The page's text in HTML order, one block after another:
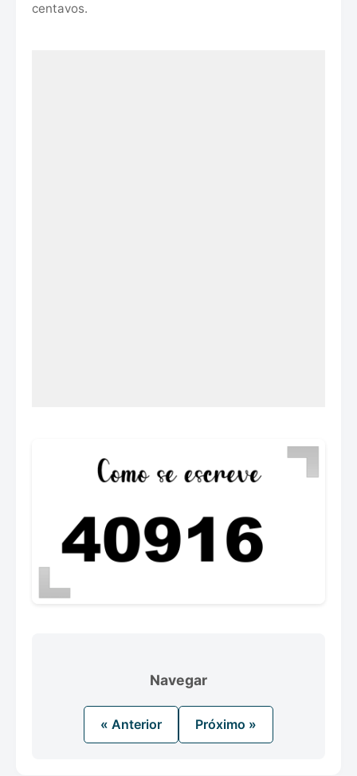
centavos.
Navegar
« Anterior Próximo »